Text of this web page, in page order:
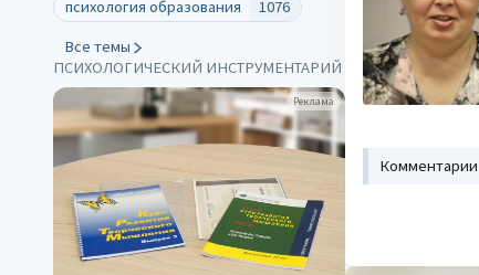
Комментарии
психология образования
1076
Все темы
ПСИХОЛОГИЧЕСКИЙ ИНСТРУМЕНТАРИЙ
Реклама